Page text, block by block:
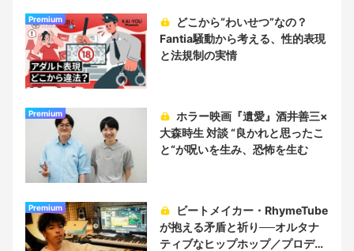
Premium
Fantia騒動から考える、性的表現
と法規制の実情
Premium
大森時生 対談 “良かれと思ったこ
と“が呪いを生み、恐怖を生む
Premium
が抱える矛盾と祈り──オルタナ
ティブなヒップホップ／プロデュ